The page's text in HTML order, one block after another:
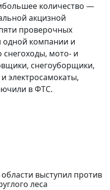
количество —
акцизной
проверочных
компании и
снегоходы, мото- и
снегоуборщики,
электросамокаты,
в ФТС.
выступил против
леса